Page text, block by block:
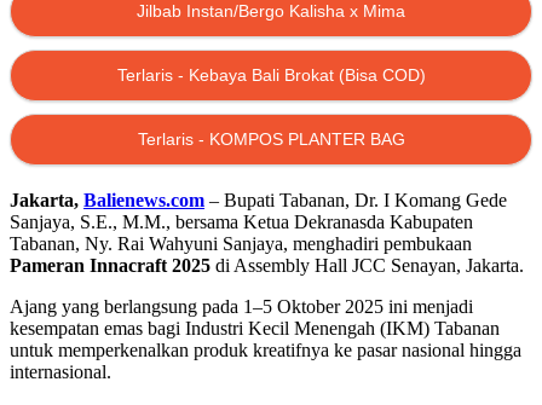
Jilbab Instan/Bergo Kalisha x Mima
Terlaris - Kebaya Bali Brokat (Bisa COD)
Terlaris - KOMPOS PLANTER BAG
Jakarta, Balienews.com – Bupati Tabanan, Dr. I Komang Gede
Sanjaya, S.E., M.M., bersama Ketua Dekranasda Kabupaten
Tabanan, Ny. Rai Wahyuni Sanjaya, menghadiri pembukaan
Pameran Innacraft 2025 di Assembly Hall JCC Senayan, Jakarta.
Ajang yang berlangsung pada 1–5 Oktober 2025 ini menjadi
kesempatan emas bagi Industri Kecil Menengah (IKM) Tabanan
untuk memperkenalkan produk kreatifnya ke pasar nasional hingga
internasional.